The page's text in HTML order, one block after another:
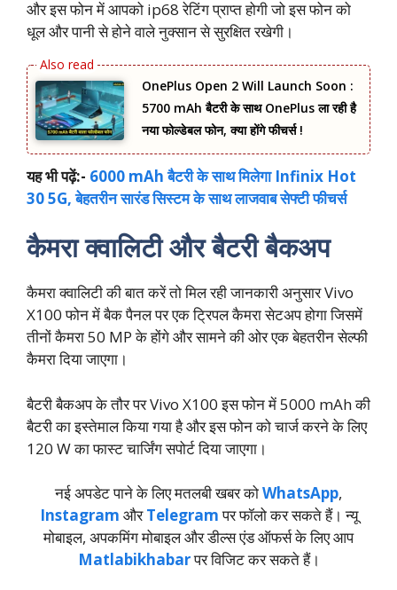
और इस फोन में आपको ip68 रेटिंग प्राप्त होगी जो इस फोन को
धूल और पानी से होने वाले नुक्‍सान से सुरक्षित रखेगी।
OnePlus Open 2 Will Launch Soon :
5700 mAh बैटरी के साथ OnePlus ला रही है
नया फोल्डेबल फोन, क्या होंगे फीचर्स !
यह भी पढ़ें:- 6000 mAh बैटरी के साथ मिलेगा Infinix Hot
30 5G, बेहतरीन सारंड सिस्‍टम के साथ लाजवाब सेफ्टी फीचर्स
कैमरा क्वालिटी और बैटरी बैकअप
कैमरा क्वालिटी की बात करें तो मिल रही जानकारी अनुसार Vivo
X100 फोन में बैक पैनल पर एक ट्रिपल कैमरा सेटअप होगा जिसमें
तीनों कैमरा 50 MP के होंगे और सामने की ओर एक बेहतरीन सेल्फी
कैमरा दिया जाएगा।
बैटरी बैकअप के तौर पर Vivo X100 इस फोन में 5000 mAh की
बैटरी का इस्तेमाल किया गया है और इस फोन को चार्ज करने के लिए
120 W का फास्ट चार्जिंग सपोर्ट दिया जाएगा।
नई अपडेट पाने के लिए मतलबी खबर कोWhatsApp,
Instagram औरTelegramपर फॉलो कर सकते हैं। न्‍यू
मोबाइल, अपकमिंग मोबाइल और डील्‍स एंड ऑफर्स के लिए आप
Matlabikhabarपर विजिट कर सकते हैं।